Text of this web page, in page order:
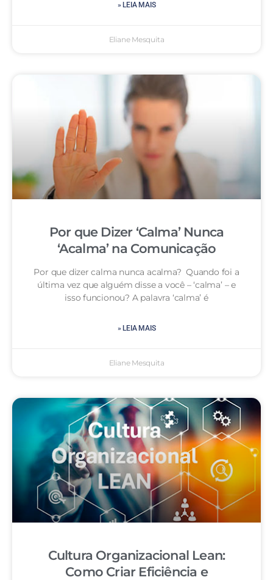
» LEIA MAIS
Eliane Mesquita
Por que Dizer ‘Calma’ Nunca
‘Acalma’ na Comunicação
Por que dizer calma nunca acalma? Quando foi a
última vez que alguém disse a você – ‘calma’ – e
isso funcionou? A palavra ‘calma’ é
» LEIA MAIS
Eliane Mesquita
Cultura Organizacional Lean:
Como Criar Eficiência e